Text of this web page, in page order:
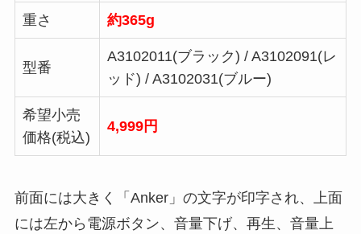
重さ 約365g
型番
A3102011(ブラック) / A3102091(レ
ッド) / A3102031(ブルー)
希望小売
価格(税込)
4,999円
前面には大きく「Anker」の文字が印字され、上面
には左から電源ボタン、音量下げ、再生、音量上